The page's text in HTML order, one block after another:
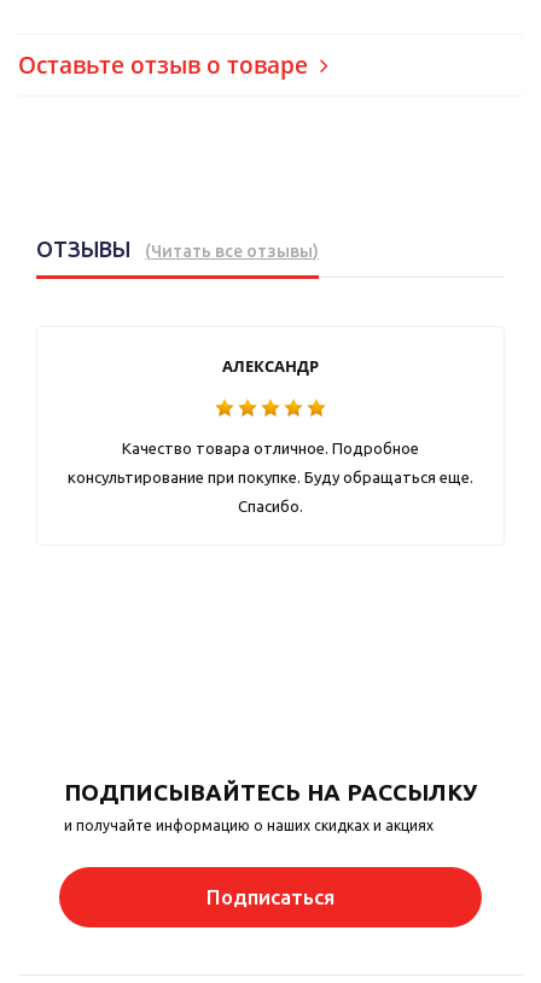
Оставьте отзыв о товаре
ОТЗЫВЫ (Читать все отзывы)
АЛЕКСАНДР
Качество товара отличное. Подробное
консультирование при покупке. Буду обращаться еще.
Спасибо.
ПОДПИСЫВАЙТЕСЬ НА РАССЫЛКУ
и получайте информацию о наших скидках и акциях
Подписаться